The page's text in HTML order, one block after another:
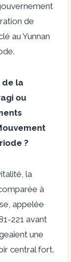
de
au Yunnan
de la
ou
?
la
à
appelée
221 avant
une
central fort.